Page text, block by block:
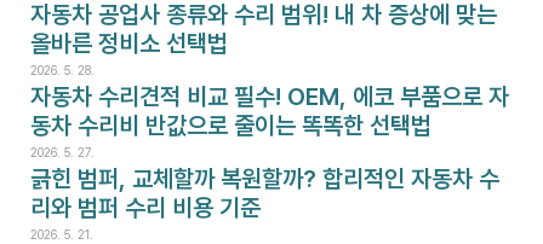
자동차 공업사 종류와 수리 범위! 내 차 증상에 맞는
올바른 정비소 선택법
2026. 5. 28.
자동차 수리견적 비교 필수! OEM, 에코 부품으로 자
동차 수리비 반값으로 줄이는 똑똑한 선택법
2026. 5. 27.
긁힌 범퍼, 교체할까 복원할까? 합리적인 자동차 수
리와 범퍼 수리 비용 기준
2026. 5. 21.